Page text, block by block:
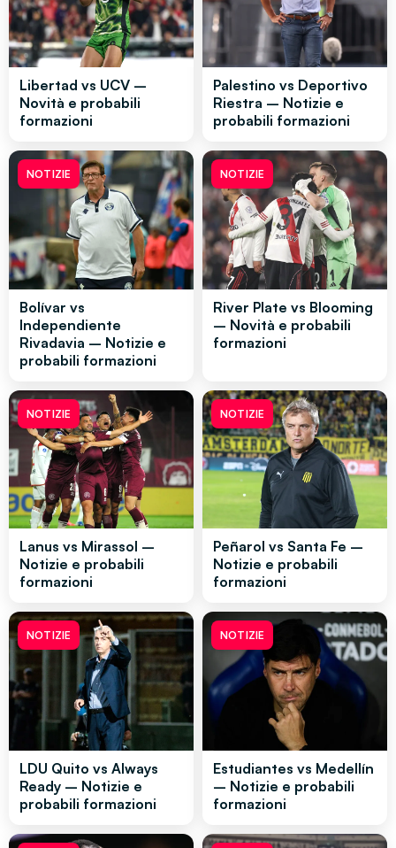
Libertad vs UCV –
Novità e probabili
formazioni
Palestino vs Deportivo
Riestra – Notizie e
probabili formazioni
NOTIZIE
Bolívar vs
Independiente
Rivadavia – Notizie e
probabili formazioni
NOTIZIE
River Plate vs Blooming
– Novità e probabili
formazioni
NOTIZIE
Lanus vs Mirassol –
Notizie e probabili
formazioni
NOTIZIE
Peñarol vs Santa Fe –
Notizie e probabili
formazioni
NOTIZIE
LDU Quito vs Always
Ready – Notizie e
probabili formazioni
NOTIZIE
Estudiantes vs Medellín
– Notizie e probabili
formazioni